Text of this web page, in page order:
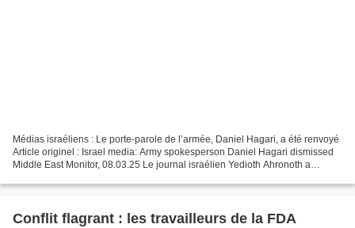
Médias israéliens : Le porte-parole de l’armée, Daniel Hagari, a été renvoyé
Article originel : Israel media: Army spokesperson Daniel Hagari dismissed
Middle East Monitor, 08.03.25 Le journal israélien Yedioth Ahronoth a
Conflit flagrant : les travailleurs de la FDA